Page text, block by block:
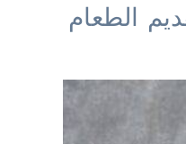
الطعام